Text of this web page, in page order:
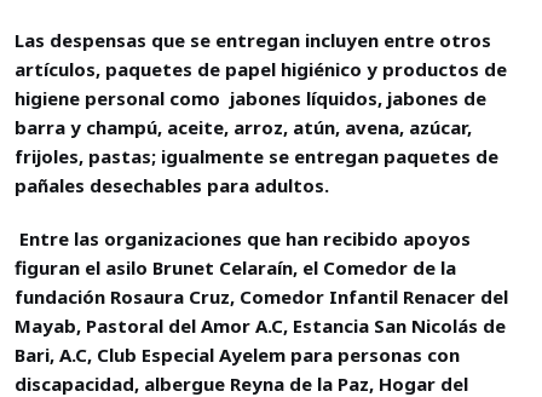
Las despensas que se entregan incluyen entre otros
artículos, paquetes de papel higiénico y productos de
higiene personal como jabones líquidos, jabones de
barra y champú, aceite, arroz, atún, avena, azúcar,
frijoles, pastas; igualmente se entregan paquetes de
pañales desechables para adultos.
Entre las organizaciones que han recibido apoyos
figuran el asilo Brunet Celaraín, el Comedor de la
fundación Rosaura Cruz, Comedor Infantil Renacer del
Mayab, Pastoral del Amor A.C, Estancia San Nicolás de
Bari, A.C, Club Especial Ayelem para personas con
discapacidad, albergue Reyna de la Paz, Hogar del